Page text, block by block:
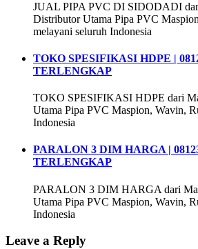
JUAL PIPA PVC DI SIDODADI
Distributor Utama Pipa PVC
melayani seluruh Indonesia
TOKO SPESIFIKASI HDPE |
TERLENGKAP
TOKO SPESIFIKASI HDPE dari
Utama Pipa PVC Maspion, Wavin,
Indonesia
PARALON 3 DIM HARGA |
TERLENGKAP
PARALON 3 DIM HARGA dari
Utama Pipa PVC Maspion, Wavin,
Indonesia
Leave a Reply